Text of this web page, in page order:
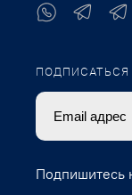
ПОДПИСАТЬСЯ
Подпишитесь